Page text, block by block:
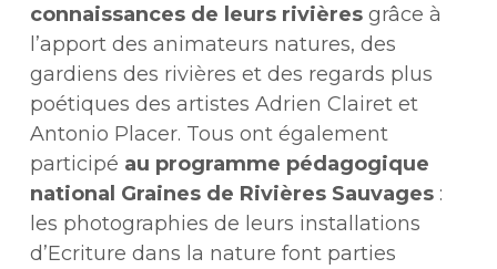
connaissances de leurs rivièresgrâce à
l’apport des animateurs natures, des
gardiens des rivières et des regards plus
poétiques des artistes Adrien Clairet et
Antonio Placer. Tous ont également
participé au programme pédagogique
national Graines de Rivières Sauvages:
les photographies de leurs installations
d’Ecriture dans la nature font parties